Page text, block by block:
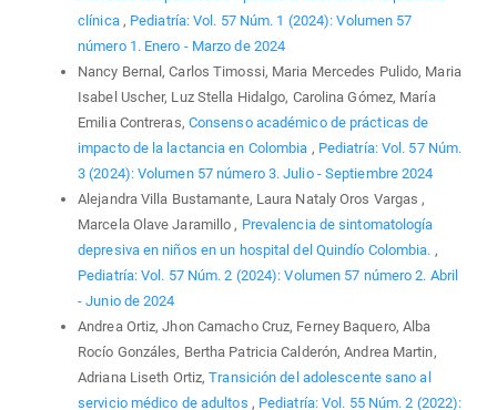
clínica , Pediatría: Vol. 57 Núm. 1 (2024): Volumen 57
número 1. Enero - Marzo de 2024
Nancy Bernal, Carlos Timossi, Maria Mercedes Pulido, Maria
Isabel Uscher, Luz Stella Hidalgo, Carolina Gómez, María
Emilia Contreras, Consenso académico de prácticas de
impacto de la lactancia en Colombia , Pediatría: Vol. 57 Núm.
3 (2024): Volumen 57 número 3. Julio - Septiembre 2024
Alejandra Villa Bustamante, Laura Nataly Oros Vargas ,
Marcela Olave Jaramillo , Prevalencia de sintomatología
depresiva en niños en un hospital del Quindío Colombia. ,
Pediatría: Vol. 57 Núm. 2 (2024): Volumen 57 número 2. Abril
- Junio de 2024
Andrea Ortiz, Jhon Camacho Cruz, Ferney Baquero, Alba
Rocío Gonzáles, Bertha Patricia Calderón, Andrea Martin,
Adriana Liseth Ortiz,Transición del adolescente sano al
servicio médico de adultos , Pediatría: Vol. 55 Núm. 2 (2022):